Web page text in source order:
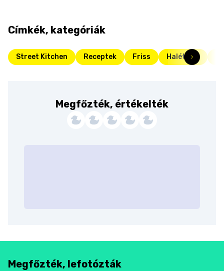
Címkék, kategóriák
Street Kitchen Receptek Friss Halételek
Megfőzték, értékelték
Megfőzték, lefotózták